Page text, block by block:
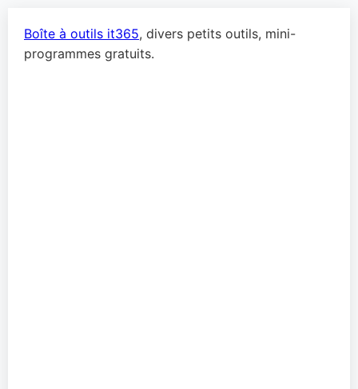
Boîte à outils it365, divers petits outils, mini-
programmes gratuits.